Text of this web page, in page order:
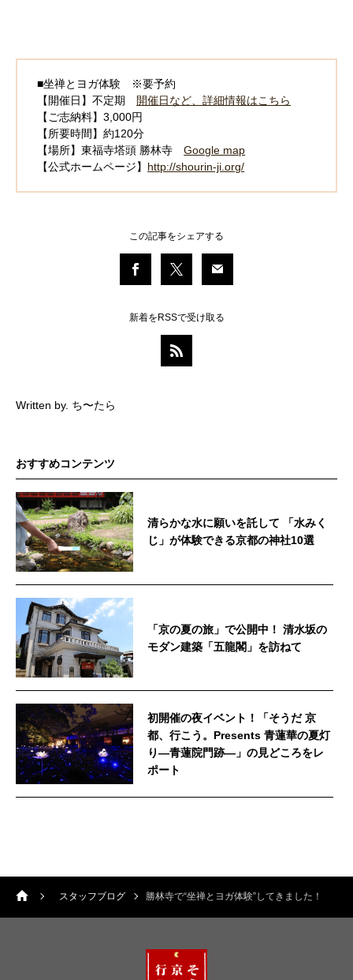
■坐禅とヨガ体験 ※要予約
【開催日】不定期 開催日など、詳細情報はこちら
【ご志納料】3,000円
【所要時間】約120分
【場所】東福寺塔頭 勝林寺Google map
【公式ホームページ】 http://shourin-ji.org/
この記事をシェアする
新着をRSSで受け取る
Written by. ち〜たら
おすすめコンテンツ
清らかな水に願いを託して 「水みく
じ」が体験できる京都の神社10選
「京の夏の旅」で公開中！ 清水坂の
モダン建築「五龍閣」を訪ねて
初開催の夜イベント！「そうだ 京
都、行こう。Presents 青蓮華の夏灯
り—青蓮院門跡—」の見どころをレ
ポート
スタッフブログ 勝林寺で“坐禅とヨガ体験”してきました！